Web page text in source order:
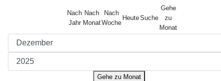
Nach
Jahr
Nach
Monat
Nach
Woche
HeuteSuche
Gehe
zu
Monat
Gehe zu Monat